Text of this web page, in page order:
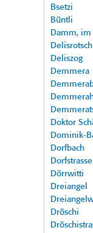
Bsetzi
Büntli
Damm, im
Delisrotsch
Deliszog
Demmera
Doktor
Dominik-
Dorfbach
Dorfstrasse
Dörrwitti
Dreiangel
Dröschi